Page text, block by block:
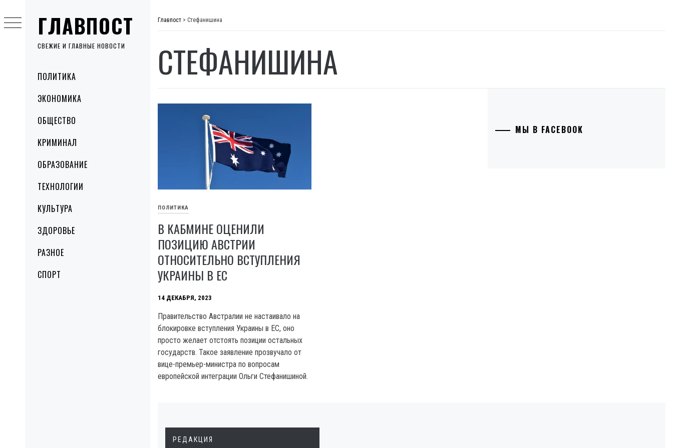
ГЛАВПОСТ
СВЕЖИЕ И ГЛАВНЫЕ НОВОСТИ
MenuПОЛИТИКА
ЭКОНОМИКА
ОБЩЕСТВО
КРИМИНАЛ
ОБРАЗОВАНИЕ
ТЕХНОЛОГИИ
КУЛЬТУРА
ЗДОРОВЬЕ
РАЗНОЕ
СПОРТ
to
content
Главпост > Стефанишина
СТЕФАНИШИНА
ПОЛИТИКА
В КАБМИНЕ ОЦЕНИЛИ
ПОЗИЦИЮ АВСТРИИ
ОТНОСИТЕЛЬНО ВСТУПЛЕНИЯ
УКРАИНЫ В ЕС
14 ДЕКАБРЯ, 2023
Правительство Австралии не настаивало на
блокировке вступления Украины в EC, оно
просто желает отстоять позиции остальных
государств. Такое заявление прозвучало от
вице-премьер-министра по вопросам
европейской интеграции Ольги Стефанишиной.
МЫ В FACEBOOK
РЕДАКЦИЯ